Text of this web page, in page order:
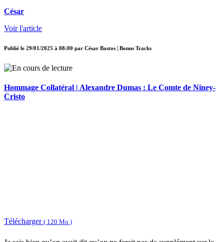
César
Voir l'article
Publié le 29/01/2025 à 08:00 par César Bastos | Bonus Tracks
Hommage Collatéral | Alexandre Dumas : Le Comte de Niney-
Cristo
Télécharger ( 120 Mo )